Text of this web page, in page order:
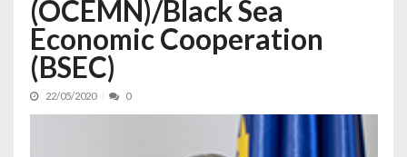
(OCEMN)/Black Sea
Economic Cooperation
(BSEC)
22/05/2020 0